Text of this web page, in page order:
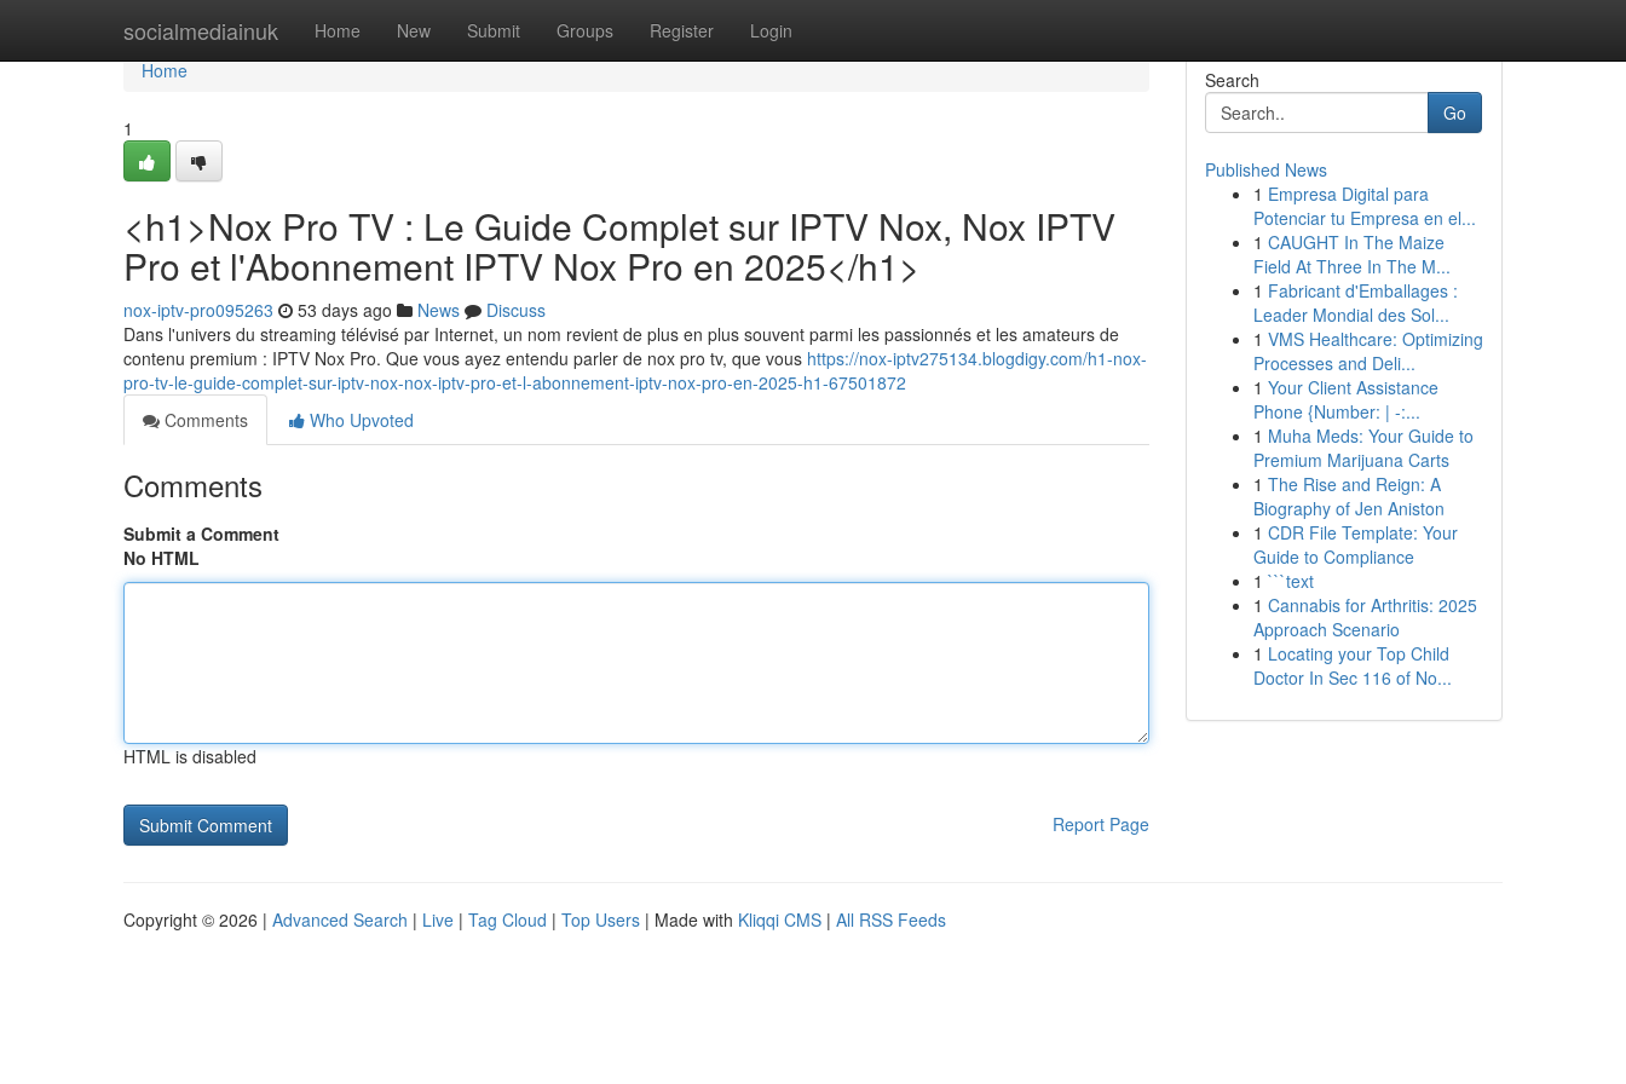
socialmediainuk Home New Submit Groups Register Login
Home
Home
1
<h1>Nox Pro TV : Le Guide Complet sur IPTV Nox, Nox IPTV
Pro et l'Abonnement IPTV Nox Pro en 2025</h1>
nox-iptv-pro095263 53 days ago News
Discuss
Dans l'univers du streaming télévisé par Internet, un nom revient de plus en plus souvent parmi les passionnés et les amateurs de
contenu premium : IPTV Nox Pro. Que vous ayez entendu parler de nox pro tv, que vous https://nox-iptv275134.blogdigy.com/h1-nox-
pro-tv-le-guide-complet-sur-iptv-nox-nox-iptv-pro-et-l-abonnement-iptv-nox-pro-en-2025-h1-67501872
Comments
Who Upvoted
Comments
Submit a Comment
No HTML
HTML is disabled
Report Page
Search
Go
Published News
1 Empresa Digital para
Potenciar tu Empresa en el...
1 CAUGHT In The Maize
Field At Three In The M...
1 Fabricant d'Emballages :
Leader Mondial des Sol...
1 VMS Healthcare: Optimizing
Processes and Deli...
1 Your Client Assistance
Phone {Number: | -:...
1 Muha Meds: Your Guide to
Premium Marijuana Carts
1 The Rise and Reign: A
Biography of Jen Aniston
1 CDR File Template: Your
Guide to Compliance
1 ```text
1 Cannabis for Arthritis: 2025
Approach Scenario
1 Locating your Top Child
Doctor In Sec 116 of No...
Copyright © 2026 | Advanced Search | Live | Tag Cloud | Top Users | Made with Kliqqi CMS | All RSS Feeds